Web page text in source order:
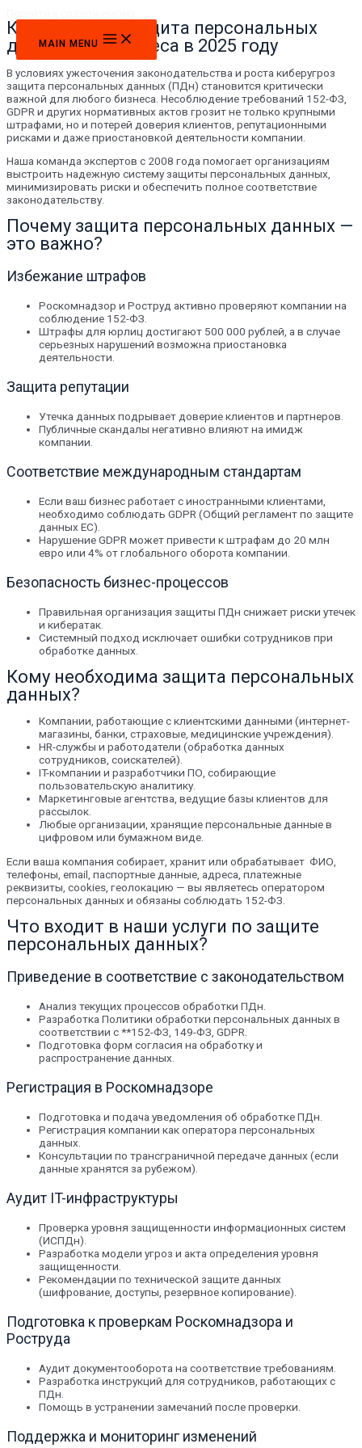
MAIN MENU
Комплексная защита персональных
данных для бизнеса в 2025 году
В условиях ужесточения законодательства и роста киберугроз
защита персональных данных (ПДн) становится критически
важной для любого бизнеса. Несоблюдение требований 152-ФЗ,
GDPR и других нормативных актов грозит не только крупными
штрафами, но и потерей доверия клиентов, репутационными
рисками и даже приостановкой деятельности компании.
Наша команда экспертов с 2008 года помогает организациям
выстроить надежную систему защиты персональных данных,
минимизировать риски и обеспечить полное соответствие
законодательству.
Почему защита персональных данных —
это важно?
Избежание штрафов
Роскомнадзор и Роструд активно проверяют компании на
соблюдение 152-ФЗ.
Штрафы для юрлиц достигают 500 000 рублей, а в случае
серьезных нарушений возможна приостановка
деятельности.
Защита репутации
Утечка данных подрывает доверие клиентов и партнеров.
Публичные скандалы негативно влияют на имидж
компании.
Соответствие международным стандартам
Если ваш бизнес работает с иностранными клиентами,
необходимо соблюдать GDPR (Общий регламент по защите
данных ЕС).
Нарушение GDPR может привести к штрафам до 20 млн
евро или 4% от глобального оборота компании.
Безопасность бизнес-процессов
Правильная организация защиты ПДн снижает риски утечек
и кибератак.
Системный подход исключает ошибки сотрудников при
обработке данных.
Кому необходима защита персональных
данных?
Компании, работающие с клиентскими данными (интернет-
магазины, банки, страховые, медицинские учреждения).
HR-службы и работодатели (обработка данных
сотрудников, соискателей).
IT-компании и разработчики ПО, собирающие
пользовательскую аналитику.
Маркетинговые агентства, ведущие базы клиентов для
рассылок.
Любые организации, хранящие персональные данные в
цифровом или бумажном виде.
Если ваша компания собирает, хранит или обрабатывает ФИО,
телефоны, email, паспортные данные, адреса, платежные
реквизиты, cookies, геолокацию — вы являетесь оператором
персональных данных и обязаны соблюдать 152-ФЗ.
Что входит в наши услуги по защите
персональных данных?
Приведение в соответствие с законодательством
Анализ текущих процессов обработки ПДн.
Разработка Политики обработки персональных данных в
соответствии с **152-ФЗ, 149-ФЗ, GDPR.
Подготовка форм согласия на обработку и
распространение данных.
Регистрация в Роскомнадзоре
Подготовка и подача уведомления об обработке ПДн.
Регистрация компании как оператора персональных
данных.
Консультации по трансграничной передаче данных (если
данные хранятся за рубежом).
Аудит IT-инфраструктуры
Проверка уровня защищенности информационных систем
(ИСПДн).
Разработка модели угроз и акта определения уровня
защищенности.
Рекомендации по технической защите данных
(шифрование, доступы, резервное копирование).
Подготовка к проверкам Роскомнадзора и
Роструда
Аудит документооборота на соответствие требованиям.
Разработка инструкций для сотрудников, работающих с
ПДн.
Помощь в устранении замечаний после проверки.
Поддержка и мониторинг изменений